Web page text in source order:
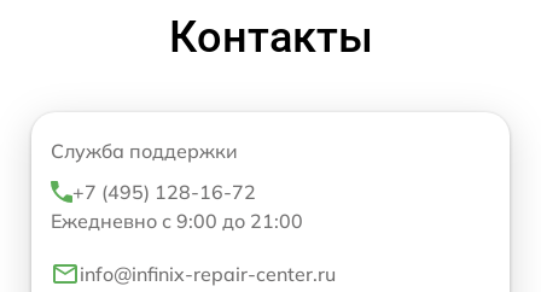
Контакты
Служба поддержки
+7 (495) 128-16-72
Ежедневно с 9:00 до 21:00
info@infinix-repair-center.ru